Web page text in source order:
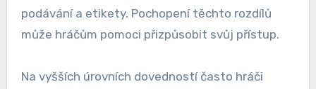
podávání a etikety. Pochopení těchto rozdílů
může hráčům pomoci přizpůsobit svůj přístup.
Na vyšších úrovních dovedností často hráči